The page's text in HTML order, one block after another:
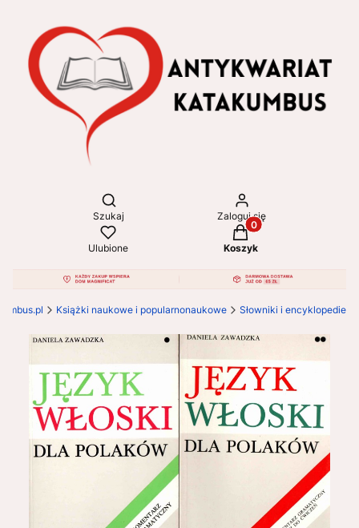
Otwórz wyszukiwarkę
Szukaj Zaloguj się
Ulubione
Produkty w koszyku:
Koszyk
Książki naukowe i popularnonaukowe Słowniki i encyklopedie